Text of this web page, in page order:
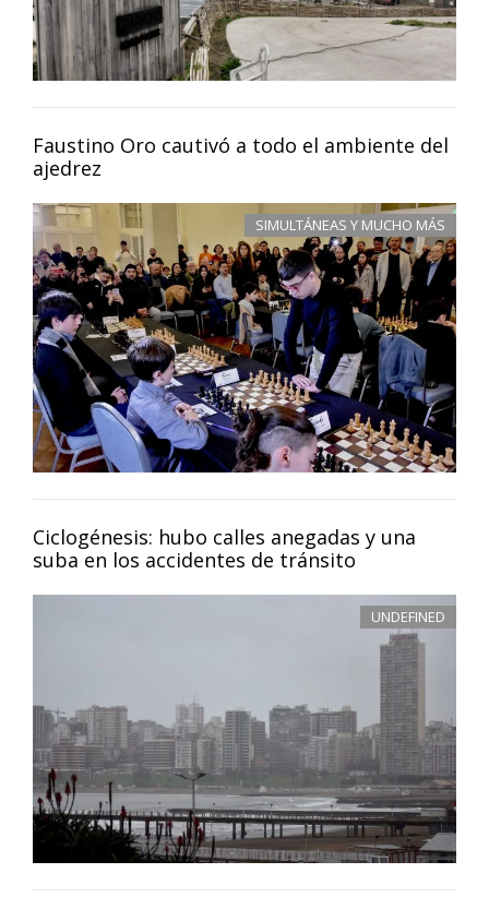
Faustino Oro cautivó a todo el ambiente del
ajedrez
SIMULTÁNEAS Y MUCHO MÁS
Ciclogénesis: hubo calles anegadas y una
suba en los accidentes de tránsito
UNDEFINED